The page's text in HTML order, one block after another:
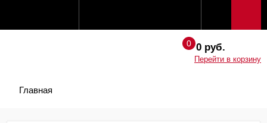
0 руб.
Перейти в корзину
Главная